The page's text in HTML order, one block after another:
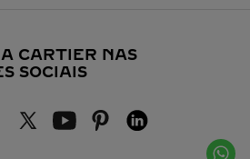
CARTIER NAS
SOCIAIS